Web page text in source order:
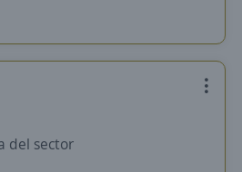
del sector